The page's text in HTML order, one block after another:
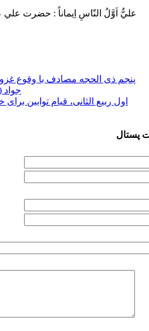
عليٌّ اَوَّلُ النّاسِ اِيماناً : حضرت علي
پنجم ذی الحجه مصادف با وقوع
جواد
اول ربیع الثانی، قیام توابین
پستال